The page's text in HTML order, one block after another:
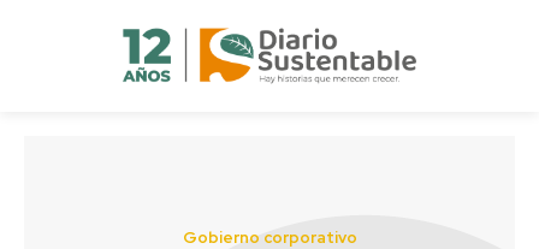
Gobierno corporativo